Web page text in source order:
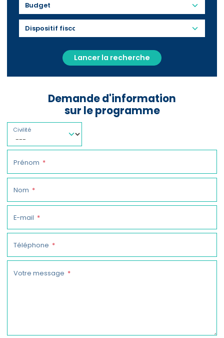
Budget
Lancer la recherche
Demande d'information
sur le programme
Civilité
Prénom
Nom
E-mail
Téléphone
Votre message